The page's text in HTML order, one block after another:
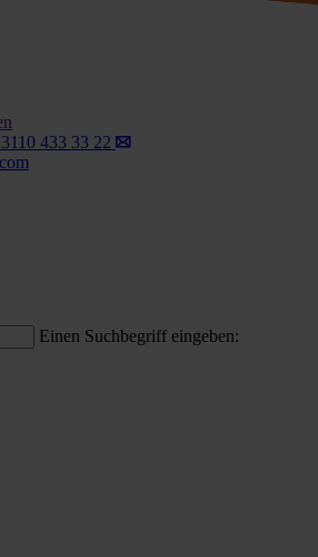
433 33 22
Einen Suchbegriff eingeben: